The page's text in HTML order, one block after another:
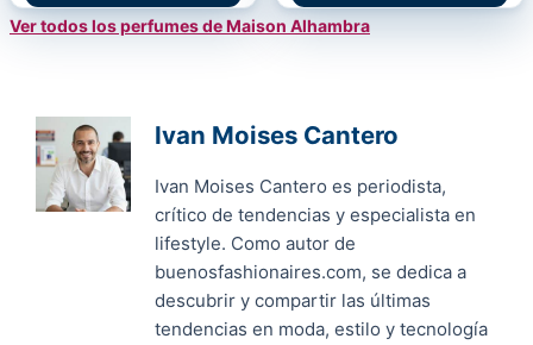
Ver todos los perfumes de Maison Alhambra
Ivan Moises Cantero
Ivan Moises Cantero es periodista,
crítico de tendencias y especialista en
lifestyle. Como autor de
buenosfashionaires.com, se dedica a
descubrir y compartir las últimas
tendencias en moda, estilo y tecnología